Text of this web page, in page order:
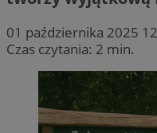
01 października 2025
Czas czytania: 2 min.